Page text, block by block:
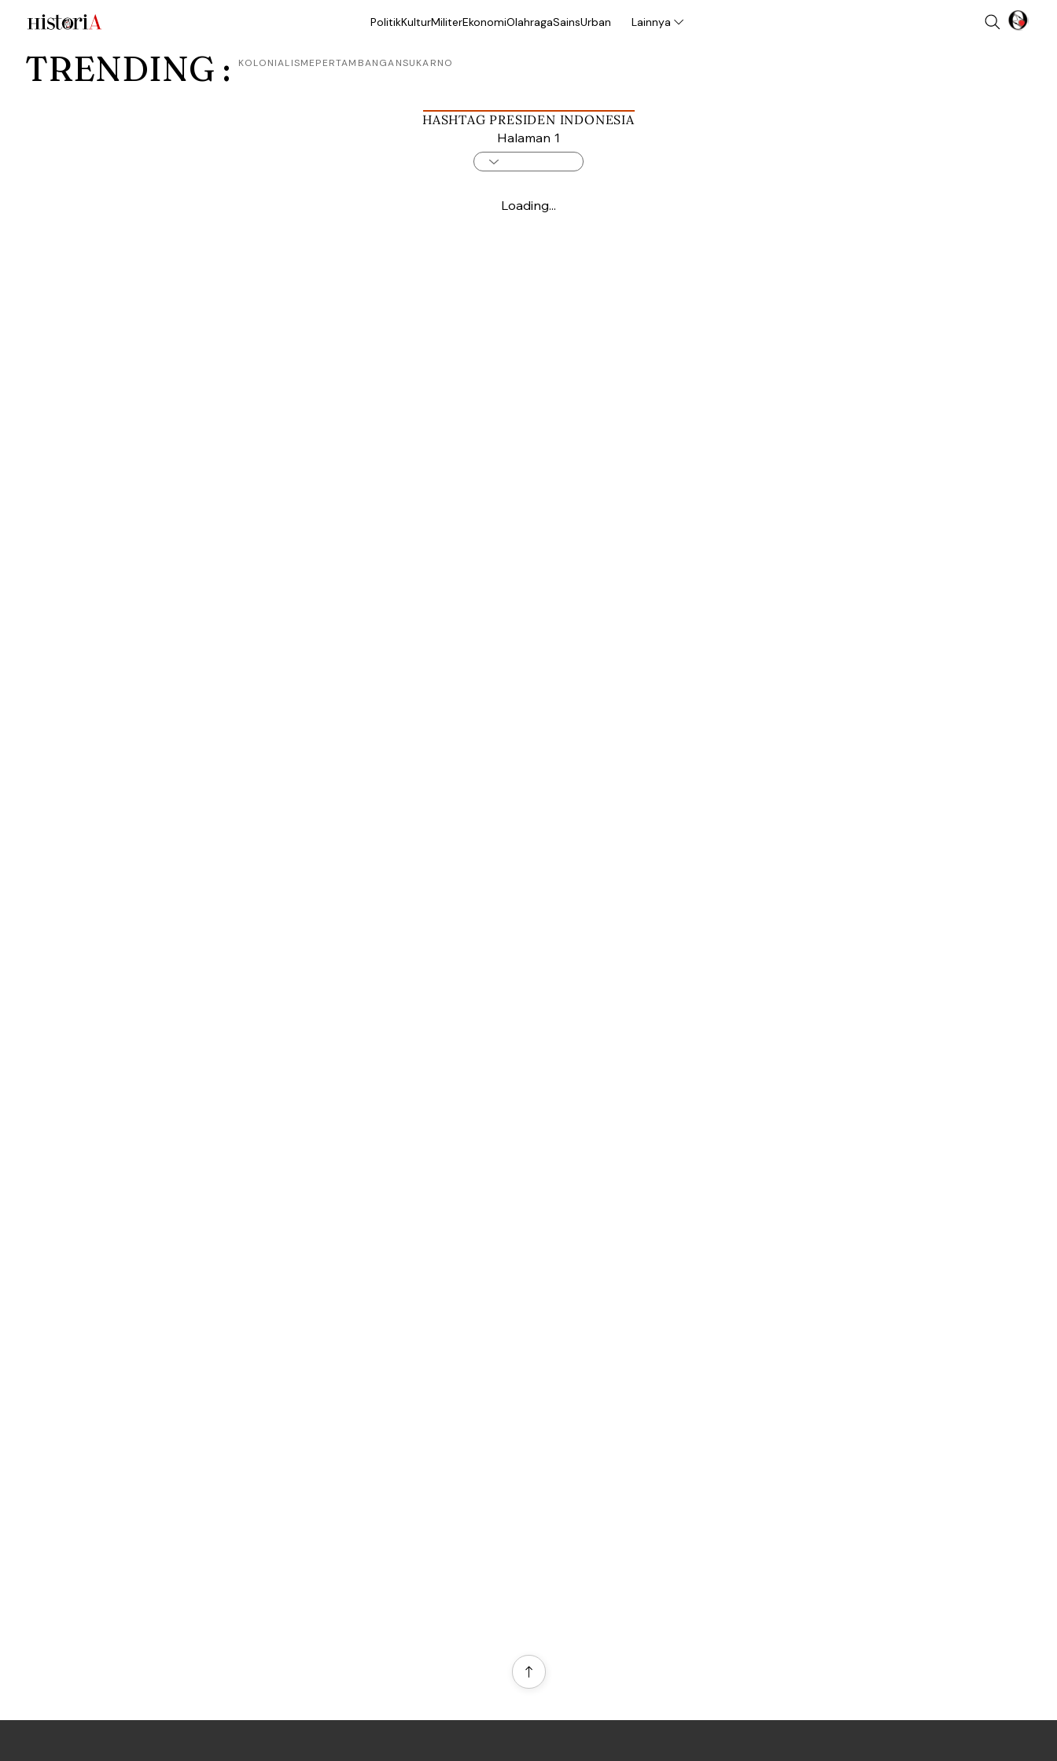
PolitikKulturMiliterEkonomiOlahragaSainsUrban Lainnya
HASHTAG PRESIDEN INDONESIA
Halaman 1
Loading...
TRENDING : KOLONIALISMEPERTAMBANGANSUKARNO